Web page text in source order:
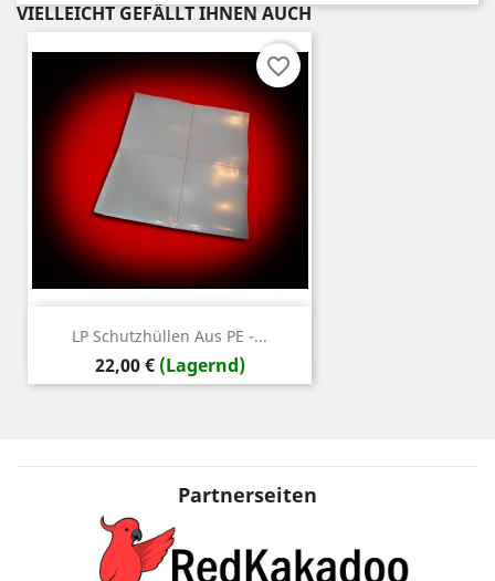
VIELLEICHT GEFÄLLT IHNEN AUCH
LP Schutzhüllen Aus PE -...
Preis
22,00 € (Lagernd)
favorite_border
Partnerseiten